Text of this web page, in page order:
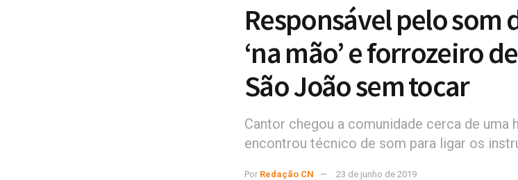
Responsável pelo som
‘na mão’ e forrozeiro
São João sem tocar
Cantor chegou a comunidade cerca de uma
encontrou técnico de som para ligar os
Por Redação CN 23 de junho de 2019